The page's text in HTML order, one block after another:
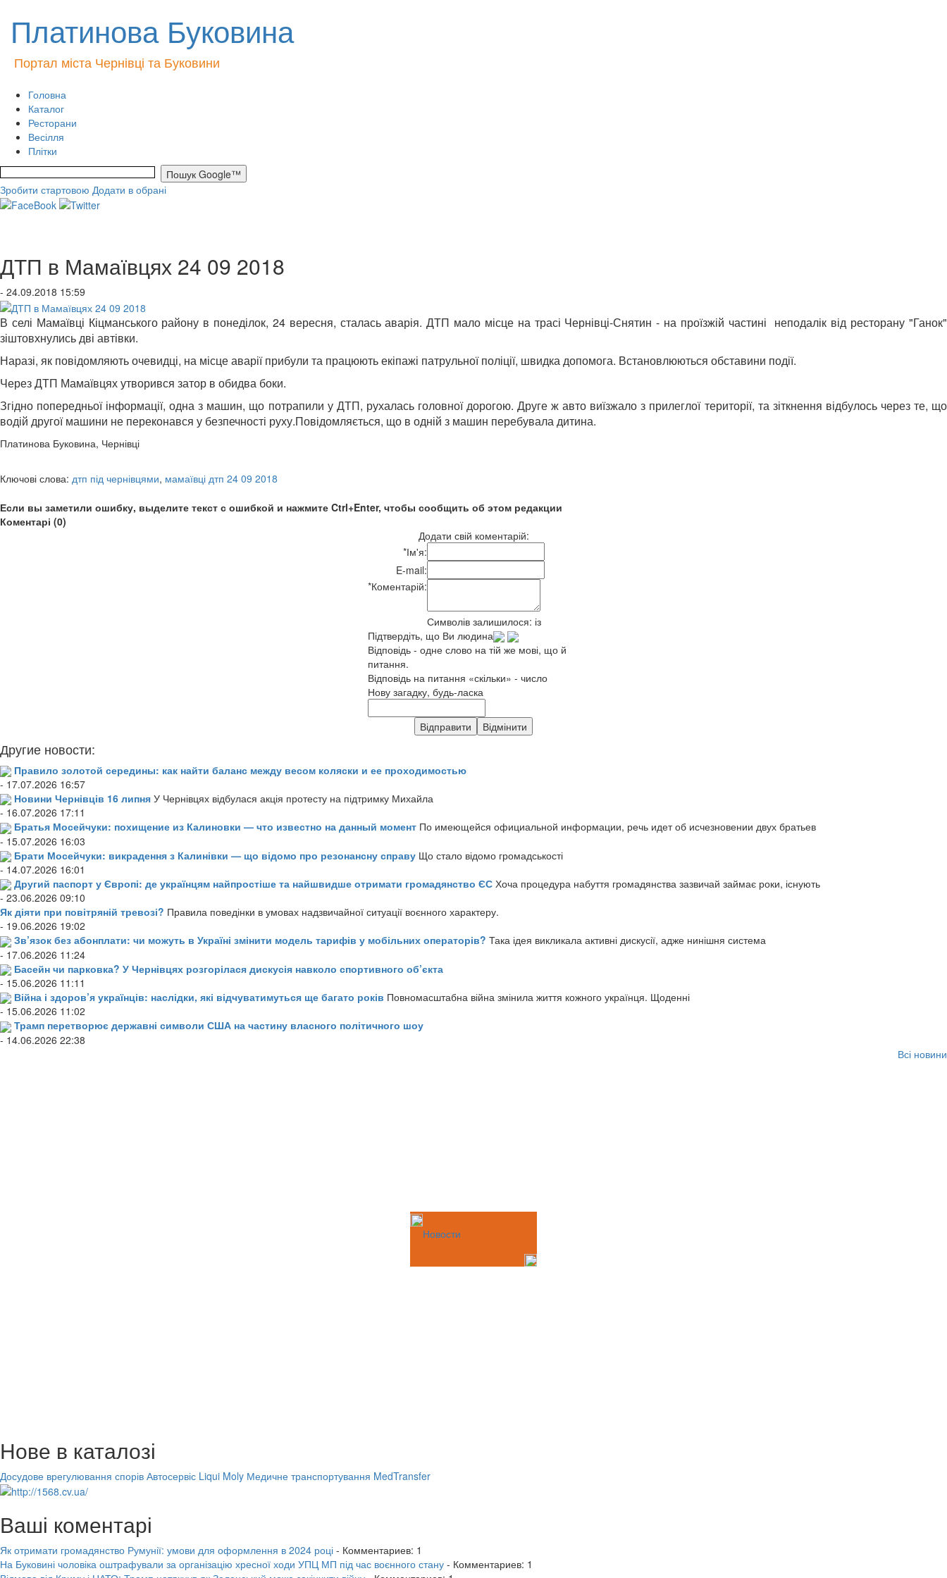
Платинова Буковина
Портал міста Чернівці та Буковини
Головна
Каталог
Ресторани
Весілля
Плітки
Зробити стартовою Додати в обрані
ДТП в Мамаївцях 24 09 2018
- 24.09.2018 15:59
В селі Мамаївці Кіцманського району в понеділок, 24 вересня, сталась аварія. ДТП мало місце на трасі Чернівці-Снятин - на проїзжій частині неподалік від ресторану "Ганок"
зіштовхнулись дві автівки.
Наразі, як повідомляють очевидці, на місце аварії прибули та працюють екіпажі патрульної поліції, швидка допомога. Встановлюються обставини події.
Через ДТП Мамаївцях утворився затор в обидва боки.
Згідно попередньої інформації, одна з машин, що потрапили у ДТП, рухалась головної дорогою. Друге ж авто виїзжало з прилеглої території, та зіткнення відбулось через те, що
водій другої машини не переконався у безпечності руху.Повідомляється, що в одній з машин перебувала дитина.
Платинова Буковина, Чернівці
Ключові слова: дтп під чернівцями, мамаївці дтп 24 09 2018
Если вы заметили ошибку, выделите текст с ошибкой и нажмите Ctrl+Enter, чтобы сообщить об этом редакции
Коментарі (0)
Додати свій коментарій:
*Ім'я:
E-mail:
*Коментарій:
Символів залишилося: із
Підтвердіть, що Ви людина
Відповідь - одне слово на тій же мові, що й
питання.
Відповідь на питання «скільки» - число
Нову загадку, будь-ласка
Другие новости:
Правило золотой середины: как найти баланс между весом коляски и ее проходимостью
- 17.07.2026 16:57
Новини Чернівців 16 липня У Чернівцях відбулася акція протесту на підтримку Михайла
- 16.07.2026 17:11
Братья Мосейчуки: похищение из Калиновки — что известно на данный момент По имеющейся официальной информации, речь идет об исчезновении двух братьев
- 15.07.2026 16:03
Брати Мосейчуки: викрадення з Калинівки — що відомо про резонансну справу Що стало відомо громадськості
- 14.07.2026 16:01
Другий паспорт у Європі: де українцям найпростіше та найшвидше отримати громадянство ЄС Хоча процедура набуття громадянства зазвичай займає роки, існують
- 23.06.2026 09:10
Як діяти при повітряній тревозі? Правила поведінки в умовах надзвичайної ситуації воєнного характеру.
- 19.06.2026 19:02
Зв’язок без абонплати: чи можуть в Україні змінити модель тарифів у мобільних операторів? Така ідея викликала активні дискусії, адже нинішня система
- 17.06.2026 11:24
Басейн чи парковка? У Чернівцях розгорілася дискусія навколо спортивного об’єкта
- 15.06.2026 11:11
Війна і здоров’я українців: наслідки, які відчуватимуться ще багато років Повномасштабна війна змінила життя кожного українця. Щоденні
- 15.06.2026 11:02
Трамп перетворює державні символи США на частину власного політичного шоу
- 14.06.2026 22:38
Всі новини
Новости
Нове в каталозі
Досудове врегулювання спорів Автосервіс Liqui Moly Медичне транспортування MedTransfer
Ваші коментарі
Як отримати громадянство Румунії: умови для оформлення в 2024 році - Комментариев: 1
На Буковині чоловіка оштрафували за організацію хресної ходи УПЦ МП під час воєнного стану - Комментариев: 1